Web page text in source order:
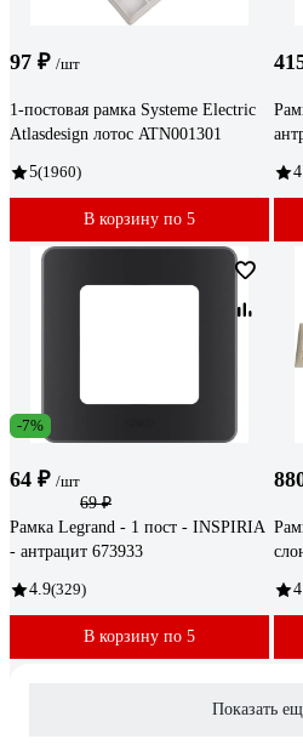
97 ₽ /шт
1-постовая рамка Systeme Electric
Atlasdesign лотос ATN001301
5(1960)
В корзину по 5
-7%
64 ₽ /шт
69 ₽
Рамка Legrand - 1 пост - INSPIRIA
- антрацит 673933
4.9(329)
В корзину по 5
Показать